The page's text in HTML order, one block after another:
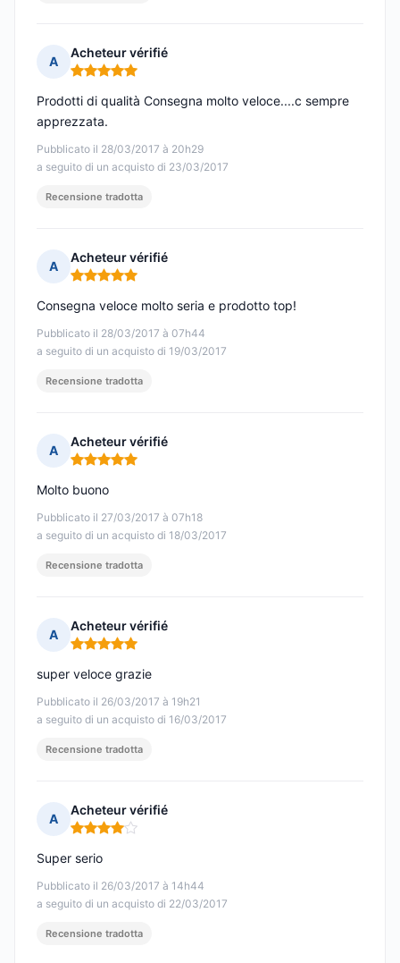
A
Acheteur vérifié
Nota: 5 su 5
Pubblicato il 28/03/2017 à 20h29
a seguito di un acquisto di 23/03/2017
Prodotti di qualità Consegna molto veloce....c sempre
apprezzata.
Recensione tradotta
A
Acheteur vérifié
Nota: 5 su 5
Pubblicato il 28/03/2017 à 07h44
a seguito di un acquisto di 19/03/2017
Consegna veloce molto seria e prodotto top!
Recensione tradotta
A
Acheteur vérifié
Nota: 5 su 5
Pubblicato il 27/03/2017 à 07h18
a seguito di un acquisto di 18/03/2017
Molto buono
Recensione tradotta
A
Acheteur vérifié
Nota: 5 su 5
Pubblicato il 26/03/2017 à 19h21
a seguito di un acquisto di 16/03/2017
super veloce grazie
Recensione tradotta
A
Acheteur vérifié
Nota: 4 su 5
Pubblicato il 26/03/2017 à 14h44
a seguito di un acquisto di 22/03/2017
Super serio
Recensione tradotta